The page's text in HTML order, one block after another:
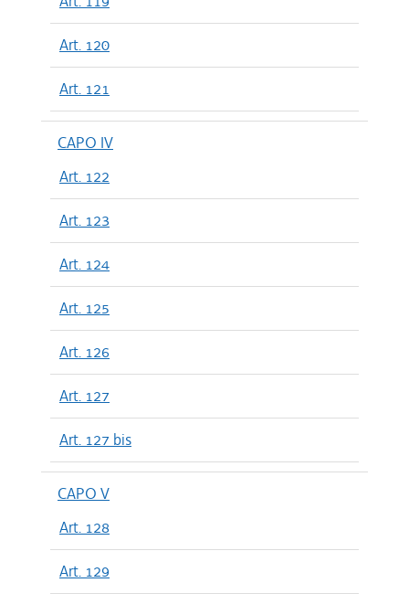
Art. 120
Art. 121
CAPO IV
Art. 122
Art. 123
Art. 124
Art. 125
Art. 126
Art. 127
Art. 127 bis
CAPO V
Art. 128
Art. 129